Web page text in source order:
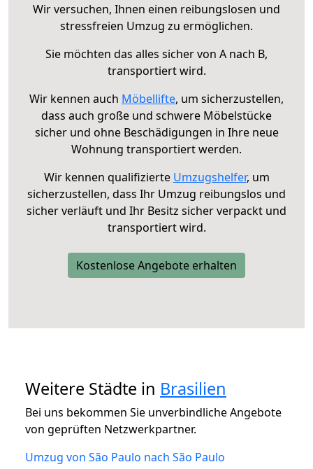
Wir versuchen, Ihnen einen reibungslosen und
stressfreien Umzug zu ermöglichen.
Sie möchten das alles sicher von A nach B,
transportiert wird.
Wir kennen auch Möbellifte, um sicherzustellen,
dass auch große und schwere Möbelstücke
sicher und ohne Beschädigungen in Ihre neue
Wohnung transportiert werden.
Wir kennen qualifizierte Umzugshelfer, um
sicherzustellen, dass Ihr Umzug reibungslos und
sicher verläuft und Ihr Besitz sicher verpackt und
transportiert wird.
Kostenlose Angebote erhalten
Weitere Städte in Brasilien
Bei uns bekommen Sie unverbindliche Angebote
von geprüften Netzwerkpartner.
Umzug von São Paulo nach São Paulo